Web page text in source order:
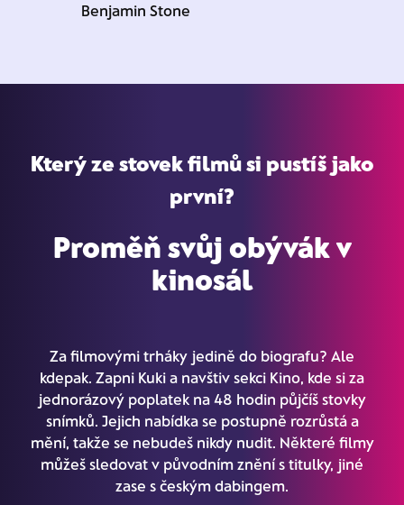
Benjamin Stone
Který ze stovek filmů si pustíš jako
první?
Proměň svůj obývák v
kinosál
Za filmovými trháky jedině do biografu? Ale
kdepak. Zapni Kuki a navštiv sekci Kino, kde si za
jednorázový poplatek na 48 hodin půjčíš stovky
snímků. Jejich nabídka se postupně rozrůstá a
mění, takže se nebudeš nikdy nudit. Některé filmy
můžeš sledovat v původním znění s titulky, jiné
zase s českým dabingem.